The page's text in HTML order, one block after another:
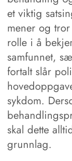
et viktig
mener og
rolle i å
samfunnet,
fortalt slår
sykdom.
skal dette
grunnlag.